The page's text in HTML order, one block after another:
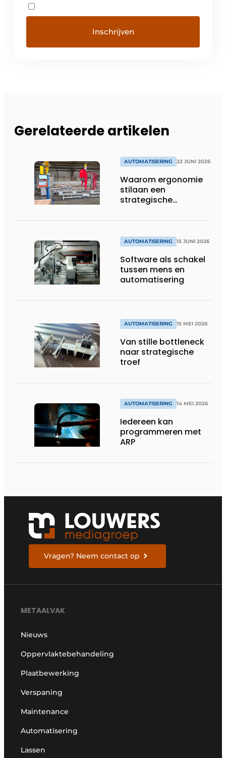
Gerelateerde artikelen
AUTOMATISERING 22 JUNI 2026
Waarom ergonomie
stilaan een
strategische
AUTOMATISERING 15 JUNI 2026
Software als schakel
tussen mens en
automatisering
AUTOMATISERING 15 MEI 2026
Van stille bottleneck
naar strategische
troef
AUTOMATISERING 14 MEI 2026
Iedereen kan
programmeren met
ARP
Vragen? Neem contact op
METAALVAK
Nieuws
Oppervlaktebehandeling
Plaatbewerking
Verspaning
Maintenance
Automatisering
Lassen